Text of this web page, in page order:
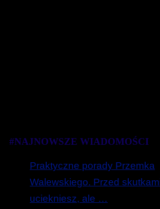
#NAJNOWSZE WIADOMOŚCI
Praktyczne porady Przemka
Walewskiego. Przed
uciekniesz, ale …